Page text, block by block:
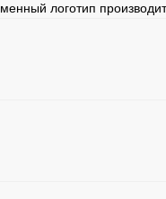
логотип